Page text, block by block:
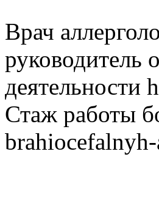
Врач
руководитель
деятельности
Стаж работы